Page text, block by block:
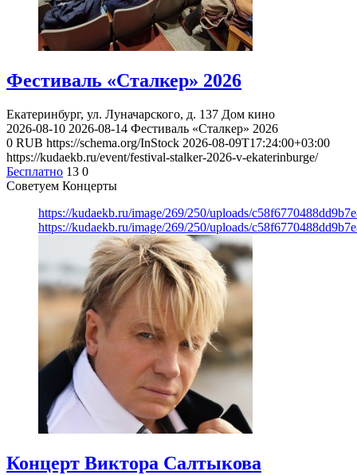
Фестиваль «Сталкер» 2026
Екатеринбург, ул. Луначарского, д. 137 Дом кино
2026-08-10 2026-08-14 Фестиваль «Сталкер» 2026
0 RUB https://schema.org/InStock 2026-08-09T17:24:00+03:00
https://kudaekb.ru/event/festival-stalker-2026-v-ekaterinburge/
Бесплатно 13 0
Советуем Концерты
https://kudaekb.ru/image/269/250/uploads/
https://kudaekb.ru/image/269/250/uploads/
Концерт Виктора Салтыкова